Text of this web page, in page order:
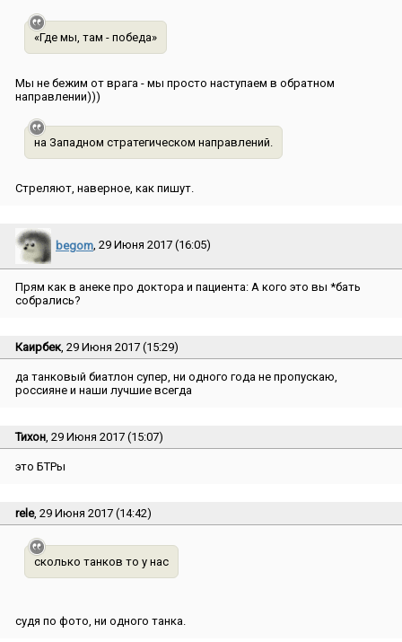
«Где мы, там - победа»
Мы не бежим от врага - мы просто наступаем в обратном
направлении)))
на Западном стратегическом направлений.
Стреляют, наверное, как пишут.
begom, 29 Июня 2017 (16:05)
Прям как в анеке про доктора и пациента: А кого это вы *бать
собрались?
Каирбек, 29 Июня 2017 (15:29)
да танковый биатлон супер, ни одного года не пропускаю,
россияне и наши лучшие всегда
Тихон, 29 Июня 2017 (15:07)
это БТРы
rele, 29 Июня 2017 (14:42)
сколько танков то у нас
судя по фото, ни одного танка.